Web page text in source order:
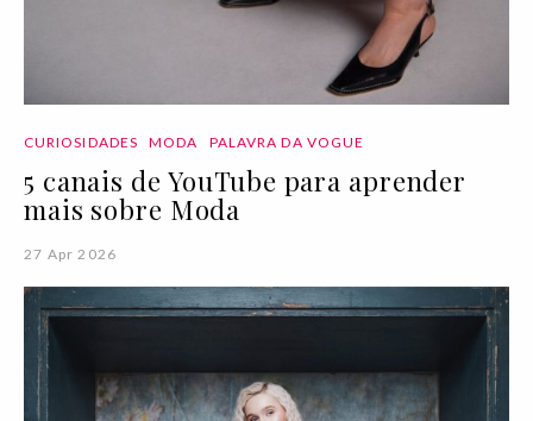
CURIOSIDADES MODA PALAVRA DA VOGUE
5 canais de YouTube para aprender
mais sobre Moda
27 Apr 2026